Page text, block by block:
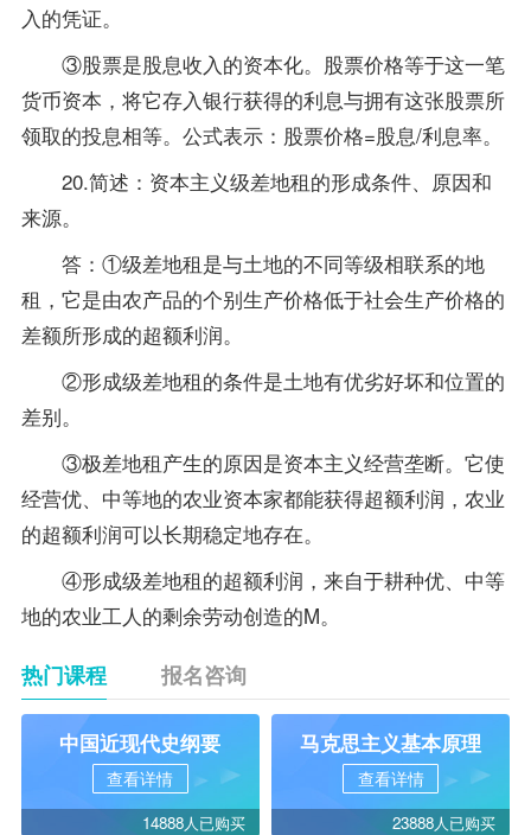
入的凭证。
③股票是股息收入的资本化。股票价格等于这一笔
货币资本，将它存入银行获得的利息与拥有这张股票所
领取的投息相等。公式表示：股票价格=股息/利息率。
20.简述：资本主义级差地租的形成条件、原因和
来源。
答：①级差地租是与土地的不同等级相联系的地
租，它是由农产品的个别生产价格低于社会生产价格的
差额所形成的超额利润。
②形成级差地租的条件是土地有优劣好坏和位置的
差别。
③极差地租产生的原因是资本主义经营垄断。它使
经营优、中等地的农业资本家都能获得超额利润，农业
的超额利润可以长期稳定地存在。
④形成级差地租的超额利润，来自于耕种优、中等
地的农业工人的剩余劳动创造的M。
热门课程 报名咨询
中国近现代史纲要
查看详情
14888人已购买
马克思主义基本原理
查看详情
23888人已购买